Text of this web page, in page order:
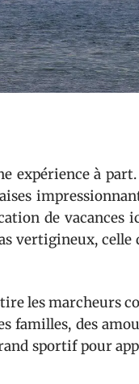
expérience à
de vacances
vertigineux,
les marcheurs
familles, des
sportif pour